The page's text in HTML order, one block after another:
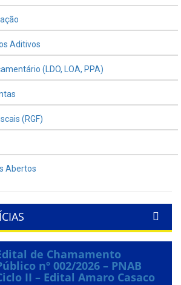
Aditivos
(LDO, LOA, PPA)
(RGF)
Abertos
de Chamamento
nº 002/2026 – PNAB
II – Edital Amaro Casaco